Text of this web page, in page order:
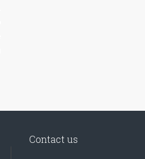
Contact us